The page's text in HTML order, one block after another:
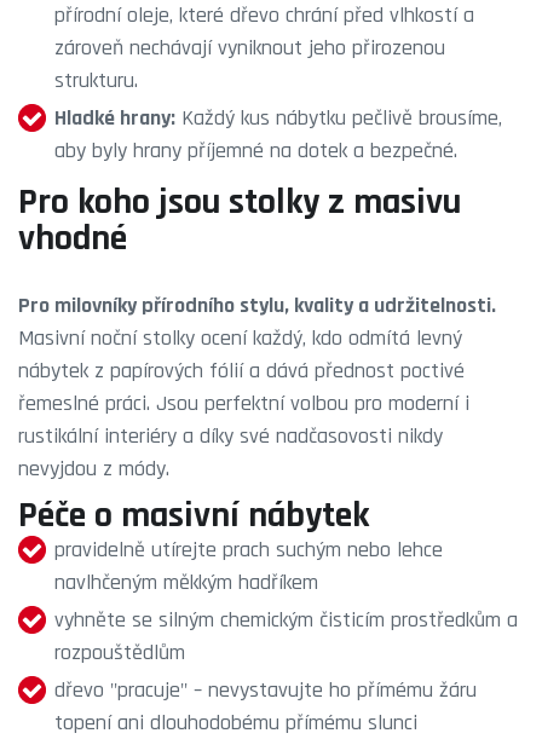
přírodní oleje, které dřevo chrání před vlhkostí a
zároveň nechávají vyniknout jeho přirozenou
strukturu.
Hladké hrany: Každý kus nábytku pečlivě brousíme,
aby byly hrany příjemné na dotek a bezpečné.
Pro koho jsou stolky z masivu
vhodné
Pro milovníky přírodního stylu, kvality a udržitelnosti.
Masivní noční stolky ocení každý, kdo odmítá levný
nábytek z papírových fólií a dává přednost poctivé
řemeslné práci. Jsou perfektní volbou pro moderní i
rustikální interiéry a díky své nadčasovosti nikdy
nevyjdou z módy.
Péče o masivní nábytek
pravidelně utírejte prach suchým nebo lehce
navlhčeným měkkým hadříkem
vyhněte se silným chemickým čisticím prostředkům a
rozpouštědlům
dřevo "pracuje" – nevystavujte ho přímému žáru
topení ani dlouhodobému přímému slunci